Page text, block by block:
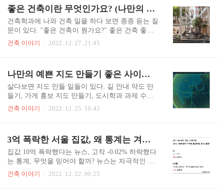
이 될 때까지, 8년도 채 걸리지 않았다. 무려 2.6배..
어렵다. 교수들은 자신의 답변으로 인해 학생의 생
각이 갇힐까봐 두려워한다. 새하얀 도화지와 같은
건축학과 학생들은 교수님의 말을 하늘 같이 여기
고, 비판 없이 수용하는 경우가 많기 때문이다. 그
렇기에 모호하게 대답한다. 친구에게 물어봐도 헷
지 모르겠을 때, 이 책을 읽길 추천한다. '건축학교
에서 배운 101가지'의 저자..
좋은 건축이란 무엇인가요? (나만의 좋은 건축 찾기)
건축학과에 나와 건축 일을 하다 보면 종종 듣는 질
문이 있다. "좋은 건축이 뭔가요?" 좋은 건축 좋은
건축 좋은 건축 다양한 대답이 있다. - 목적에 부합
결론부터 말하자면, 개개인에 달려있다. 개인의 가
치관, 세계관에 따라 좋은 건축이 나뉜다. 반대로
말하면, 자신을 정확히 알고 세계를 바라보는 눈이
있다면, 거기다가 아주 조그만 건축에 대해 공부한
다면, 누구나, "좋은 건축이 뭐에요?" 에 답을 할 수
자에 비하면 짧은 시간이지만, 10여년간 좋..
건축 이야기 2022. 12. 27. 21:45
나만의 예쁜 지도 만들기 좋은 사이트 (맵박스 사용법)
살다보면 지도 만들 일들이 있다. 길 안내 약도 만
들기, 가게 홍보 지도 만들기, 도시학과 과제 수업,
건축 다이어그램, 개인의 취미. 그럴 때 보통 우리
PBOX)는 마인크래프트 급의 자유도를 자랑한다.
높은 자유도는 수정할 게 많다는 뜻으로 쉽게 사용
하기 어렵다는 단점이 있지만, 맵박스는 다른 고인
물이 이미 만들어 놓은 예쁘고 아름다운 지도들이
넘친다. 우리는 그걸 가져와서 수정하면 된다. [ 맵
건축 이야기 2022. 12. 25. 10:43
3억 폭락한 서울 집값, 왜 통계는 겨우 -0.4%일까?
집값 10억 폭락했다는 뉴스, 고작 -0.02% 하락했다
는 통계, 무엇을 믿어야 할까? 뉴스는 자극적인 것
들로 쓰고, 해당 통계는 매달, 매주 단위로 짧은 기
건축 이야기 2022. 12. 22. 00:25